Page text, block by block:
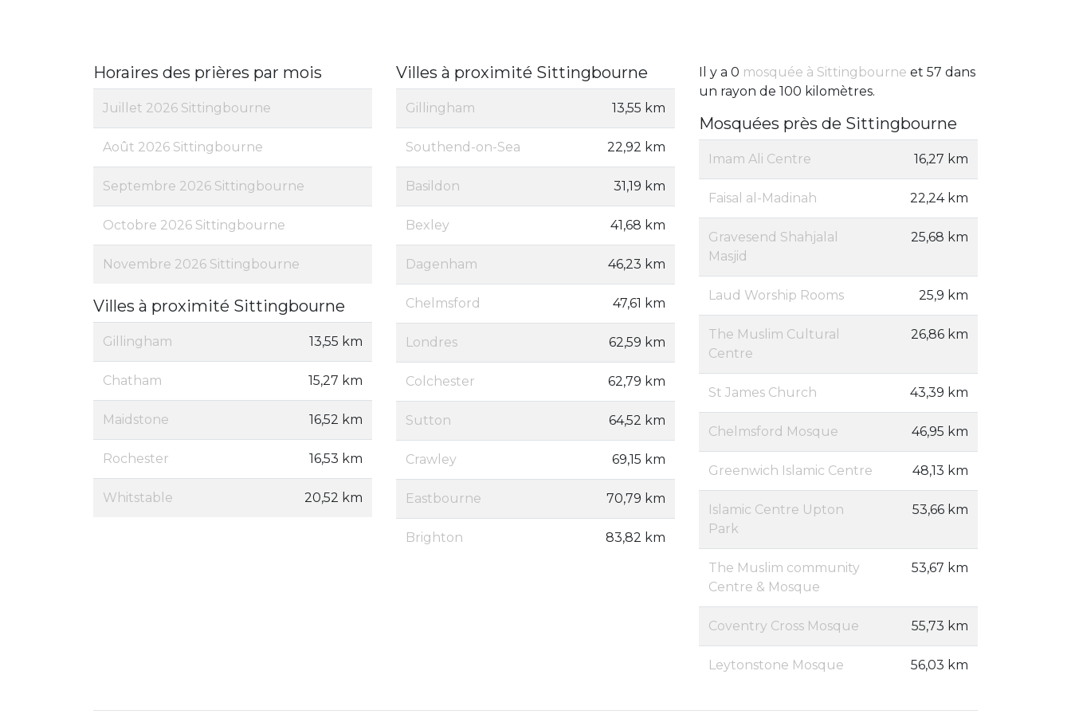
Horaires des prières par mois
Juillet 2026 Sittingbourne
Août 2026 Sittingbourne
Septembre 2026 Sittingbourne
Octobre 2026 Sittingbourne
Novembre 2026 Sittingbourne
Villes à proximité Sittingbourne
Gillingham 13,55 km
Chatham 15,27 km
Maidstone 16,52 km
Rochester 16,53 km
Whitstable 20,52 km
Villes à proximité Sittingbourne
Gillingham 13,55 km
Southend-on-Sea 22,92 km
Basildon 31,19 km
Bexley 41,68 km
Dagenham 46,23 km
Chelmsford 47,61 km
Londres 62,59 km
Colchester 62,79 km
Sutton 64,52 km
Crawley 69,15 km
Eastbourne 70,79 km
Brighton 83,82 km
Il y a 0 mosquée à Sittingbourne et 57 dans
un rayon de 100 kilomètres.
Mosquées près de Sittingbourne
Imam Ali Centre 16,27 km
Faisal al-Madinah 22,24 km
Gravesend Shahjalal
Masjid
25,68 km
Laud Worship Rooms 25,9 km
The Muslim Cultural
Centre
26,86 km
St James Church 43,39 km
Chelmsford Mosque 46,95 km
Greenwich Islamic Centre 48,13 km
Islamic Centre Upton
Park
53,66 km
The Muslim community
Centre & Mosque
53,67 km
Coventry Cross Mosque 55,73 km
Leytonstone Mosque 56,03 km